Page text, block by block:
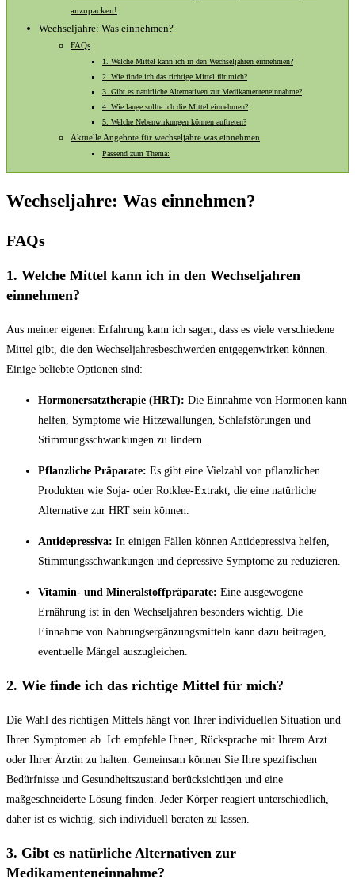
anzupacken!
Wechseljahre: Was einnehmen?
FAQs
1. Welche Mittel kann ich in den Wechseljahren einnehmen?
2. Wie finde ich das richtige Mittel für mich?
3. Gibt es natürliche Alternativen zur Medikamenteneinnahme?
4. Wie lange sollte ich die Mittel einnehmen?
5. Welche Nebenwirkungen können auftreten?
Aktuelle Angebote ⁣für ⁣wechseljahre was‌ einnehmen
Passend zum Thema:
Wechseljahre: Was einnehmen?
FAQs
1. Welche Mittel kann ich in den Wechseljahren
einnehmen?
Aus meiner eigenen Erfahrung kann ich sagen, dass es viele verschiedene
Mittel gibt, die den Wechseljahresbeschwerden entgegenwirken können.
Einige beliebte Optionen sind:
Hormonersatztherapie (HRT): Die Einnahme von Hormonen kann
helfen, Symptome wie Hitzewallungen, Schlafstörungen und
Stimmungsschwankungen zu lindern.
Pflanzliche Präparate: Es gibt eine Vielzahl von pflanzlichen
Produkten wie Soja- oder Rotklee-Extrakt, die eine natürliche
Alternative zur HRT sein können.
Antidepressiva: In einigen Fällen können Antidepressiva helfen,
Stimmungsschwankungen und depressive Symptome zu reduzieren.
Vitamin- und Mineralstoffpräparate: Eine ausgewogene
Ernährung ist in den Wechseljahren besonders wichtig. Die
Einnahme von Nahrungsergänzungsmitteln kann dazu beitragen,
eventuelle Mängel auszugleichen.
2. Wie finde ich das richtige Mittel für mich?
Die Wahl des richtigen Mittels hängt von Ihrer individuellen Situation und
Ihren Symptomen ab. Ich empfehle Ihnen, Rücksprache mit Ihrem Arzt
oder Ihrer Ärztin zu halten. Gemeinsam können Sie Ihre spezifischen
Bedürfnisse und Gesundheitszustand berücksichtigen und eine
maßgeschneiderte Lösung finden. Jeder Körper reagiert unterschiedlich,
daher ist es wichtig, sich individuell beraten zu lassen.
3. Gibt es natürliche Alternativen zur
Medikamenteneinnahme?